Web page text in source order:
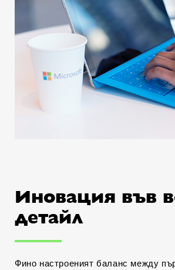
Иновация във
детайл
Фино настроеният баланс между